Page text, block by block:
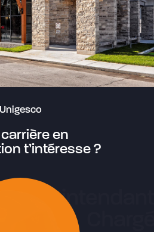
Unigesco
en
t’intéresse ?